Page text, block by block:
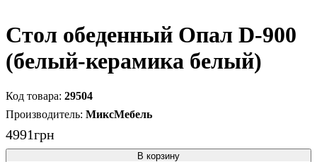
Стол обеденный Опал D-900
(белый-керамика белый)
29504
МиксМебель
4991грн
В корзину